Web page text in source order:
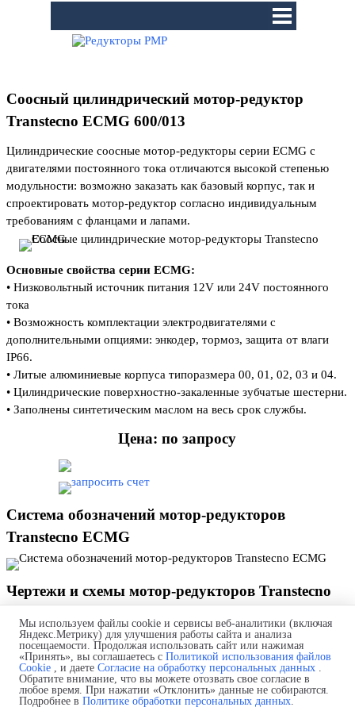
Перейти к контенту
Соосный цилиндрический мотор-редуктор
Transtecno ECMG 600/013
Цилиндрические соосные мотор-редукторы серии ЕCMG c
двигателями постоянного тока отличаются высокой степенью
модульности: возможно заказать как базовый корпус, так и
спроектировать мотор-редуктор согласно индивидуальным
требованиям с фланцами и лапами.
Основные свойства серии ЕСМG:
• Низковольтный источник питания 12V или 24V постоянного
тока
• Возможность комплектации электродвигателями с
дополнительными опциями: энкодер, тормоз, защита от влаги
IP66.
• Литые алюминиевые корпуса типоразмера 00, 01, 02, 03 и 04.
• Цилиндрические поверхностно-закаленные зубчатые шестерни.
• Заполнены синтетическим маслом на весь срок службы.
Цена: по запросу
Система обозначений мотор-редукторов
Transtecno ECMG
Чертежи и схемы мотор-редукторов Transtecno
Дополнительные элементы мотор-редукторов
Transtecno ECMG
Мы используем файлы cookie и сервисы веб-аналитики (включая
Яндекс.Метрику) для улучшения работы сайта и анализа
посещаемости. Продолжая использовать сайт или нажимая
«Принять», вы соглашаетесь с Политикой использования файлов
Cookie , и даете Согласие на обработку персональных данных .
Обратите внимание, что вы можете отозвать свое согласие в
любое время. При нажатии «Отклонить» данные не собираются.
Подробнее в Политике обработки персональных данных.